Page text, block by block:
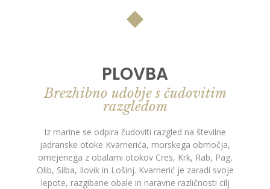
PLOVBA
Brezhibno udobje s čudovitim
razgledom
Iz marine se odpira čudoviti razgled na številne
jadranske otoke Kvarnerića, morskega območja,
omejenega z obalami otokov Cres, Krk, Rab, Pag,
Olib, Silba, Ilovik in Lošinj. Kvarnerić je zaradi svoje
lepote, razgibane obale in naravne različnosti cilj